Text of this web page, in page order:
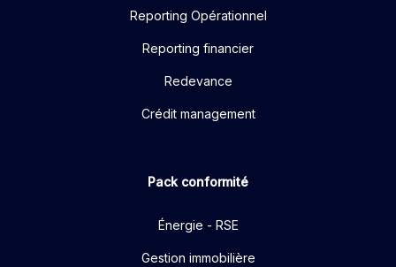
Reporting Opérationnel
Reporting financier
Redevance
Crédit management
Pack conformité
Énergie - RSE
Gestion immobilière